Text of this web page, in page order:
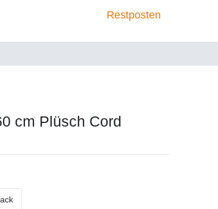
Restposten
cm Plüsch Cord